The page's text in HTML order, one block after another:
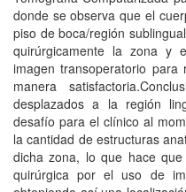
donde se observa que el
piso de boca/región
quirúrgicamente la zona y
imagen transoperatorio
manera
desplazados a la región
desafío para el clínico al
la cantidad de estructuras
dicha zona, lo que hace
quirúrgica por el uso de